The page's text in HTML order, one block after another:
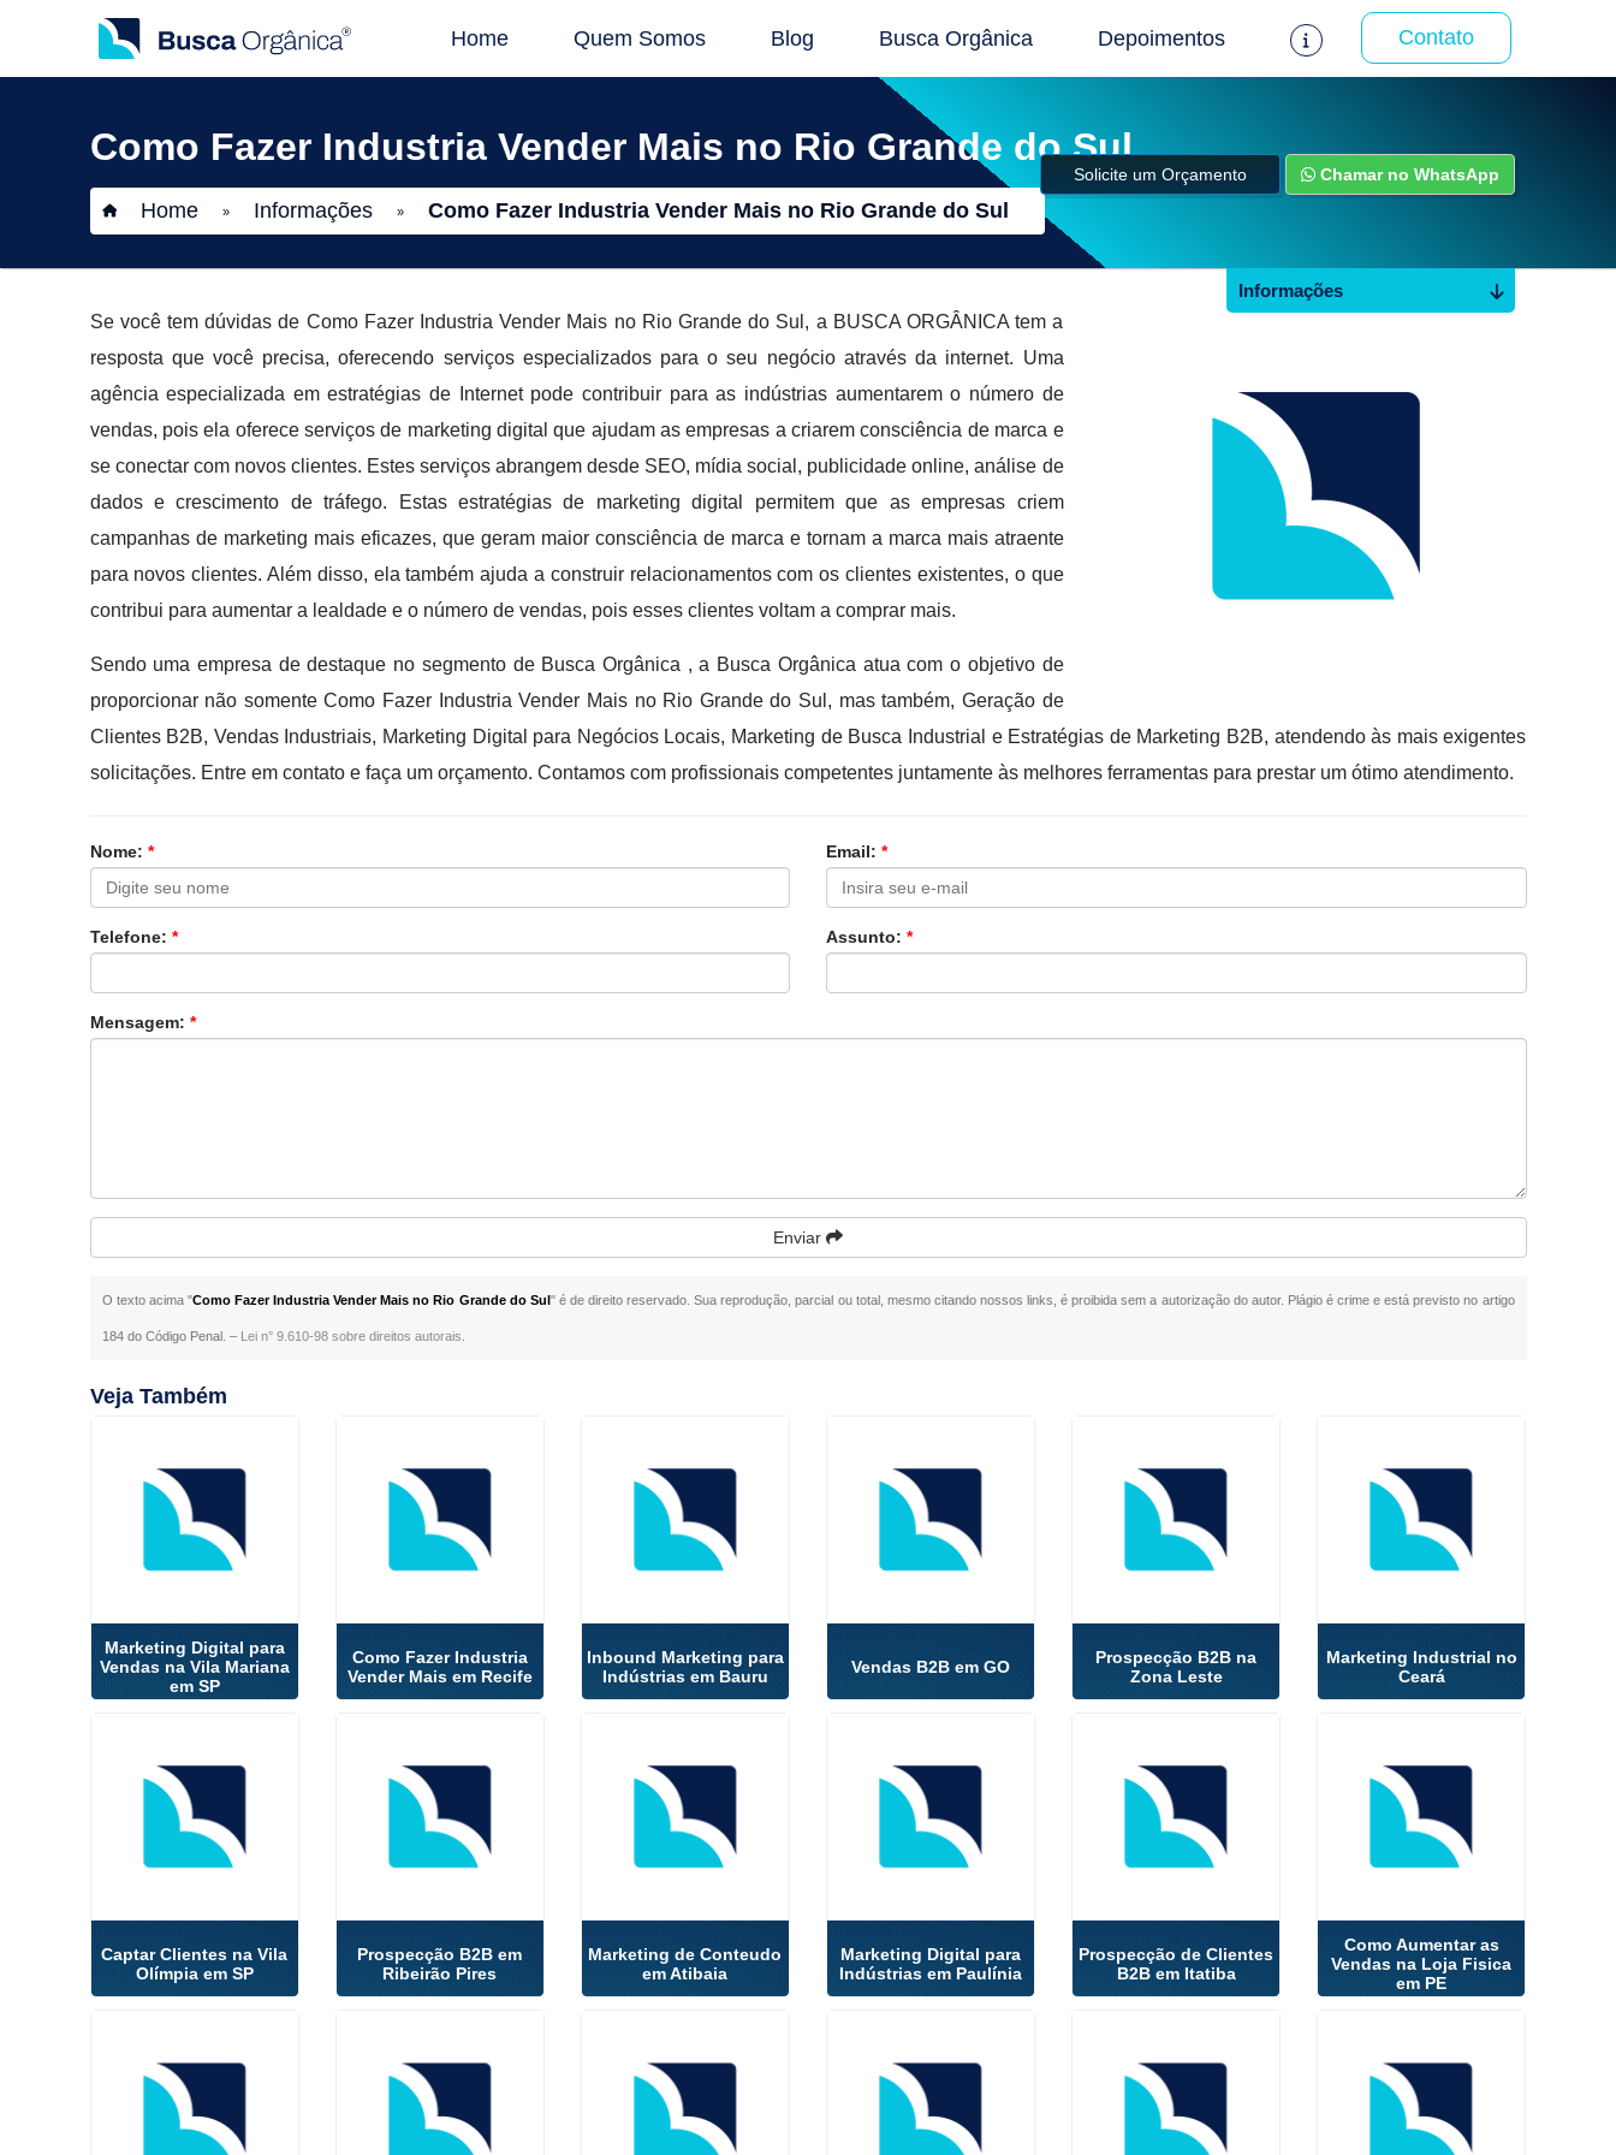
Home Quem Somos Blog Busca Orgânica Depoimentos Contato
Como Fazer Industria Vender Mais no Rio Grande do Sul
Home » Informações » Como Fazer Industria Vender Mais no Rio Grande do Sul
Solicite um Orçamento Chamar no WhatsApp
Se você tem dúvidas de Como Fazer Industria Vender Mais no Rio Grande do Sul, a BUSCA ORGÂNICA tem a
resposta que você precisa, oferecendo serviços especializados para o seu negócio através da internet. Uma
agência especializada em estratégias de Internet pode contribuir para as indústrias aumentarem o número de
vendas, pois ela oferece serviços de marketing digital que ajudam as empresas a criarem consciência de marca e
se conectar com novos clientes. Estes serviços abrangem desde SEO, mídia social, publicidade online, análise de
dados e crescimento de tráfego. Estas estratégias de marketing digital permitem que as empresas criem
campanhas de marketing mais eficazes, que geram maior consciência de marca e tornam a marca mais atraente
para novos clientes. Além disso, ela também ajuda a construir relacionamentos com os clientes existentes, o que
contribui para aumentar a lealdade e o número de vendas, pois esses clientes voltam a comprar mais.
Sendo uma empresa de destaque no segmento de Busca Orgânica , a Busca Orgânica atua com o objetivo de
proporcionar não somente Como Fazer Industria Vender Mais no Rio Grande do Sul, mas também, Geração de
Clientes B2B, Vendas Industriais, Marketing Digital para Negócios Locais, Marketing de Busca Industrial e Estratégias de Marketing B2B, atendendo às mais exigentes
solicitações. Entre em contato e faça um orçamento. Contamos com profissionais competentes juntamente às melhores ferramentas para prestar um ótimo atendimento.
Nome: * Email: *
Telefone: * Assunto: *
Mensagem: *
Enviar
O texto acima "Como Fazer Industria Vender Mais no Rio Grande do Sul" é de direito reservado. Sua reprodução, parcial ou total, mesmo citando nossos links, é proibida sem a autorização do autor. Plágio é crime e está previsto no artigo
184 do Código Penal. – Lei n° 9.610-98 sobre direitos autorais
Informações
Veja Também
Marketing Digital para
Vendas na Vila Mariana
em SP
Como Fazer Industria
Vender Mais em Recife
Inbound Marketing para
Indústrias em Bauru
Vendas B2B em GO
Prospecção B2B na
Zona Leste
Marketing Industrial no
Ceará
Captar Clientes na Vila
Olímpia em SP
Prospecção B2B em
Ribeirão Pires
Marketing de Conteudo
em Atibaia
Marketing Digital para
Indústrias em Paulínia
Prospecção de Clientes
B2B em Itatiba
Como Aumentar as
Vendas na Loja Fisica
em PE